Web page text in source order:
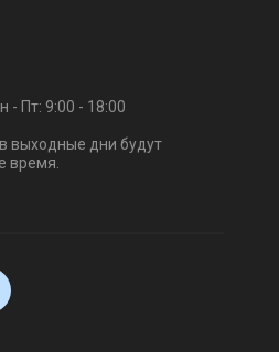
- Пт: 9:00 - 18:00
выходные дни будут
время.